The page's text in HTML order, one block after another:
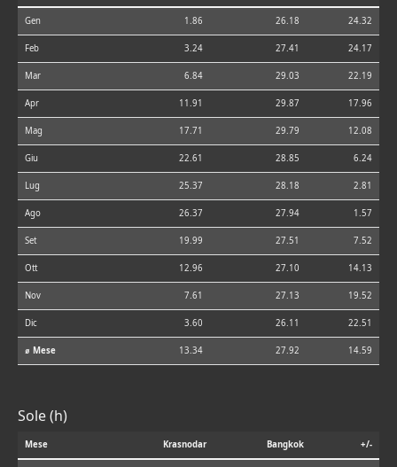
Gen 1.86 26.18 24.32
Feb 3.24 27.41 24.17
Mar 6.84 29.03 22.19
Apr 11.91 29.87 17.96
Mag 17.71 29.79 12.08
Giu 22.61 28.85 6.24
Lug 25.37 28.18 2.81
Ago 26.37 27.94 1.57
Set 19.99 27.51 7.52
Ott 12.96 27.10 14.13
Nov 7.61 27.13 19.52
Dic 3.60 26.11 22.51
⌀ Mese 13.34 27.92 14.59
Sole (h)
Mese Krasnodar Bangkok +/-